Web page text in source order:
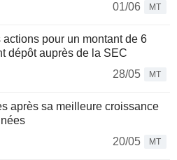
01/06
MT
pour un montant de 6
dépôt auprès de la SEC
28/05
MT
après sa meilleure croissance
20/05
MT